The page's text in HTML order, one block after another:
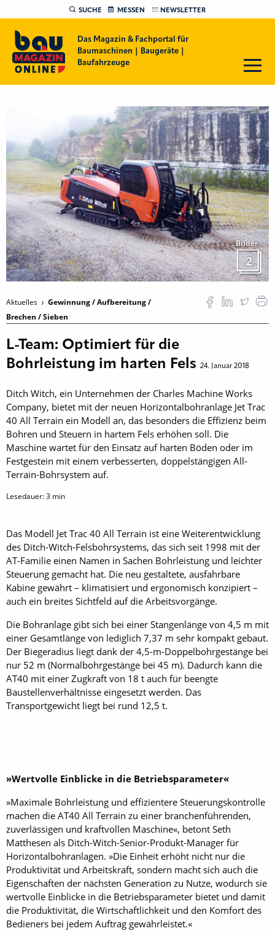
SUCHE MESSEN NEWSLETTER
Das Magazin & Fachportal für
Baumaschinen | Baugeräte |
Baufahrzeuge
Bilder
2
Aktuelles
Gewinnung / Aufbereitung /
Brechen / Sieben
L-Team: Optimiert für die
Bohrleistung im harten Fels 24. Januar 2018
Ditch Witch, ein Unternehmen der Charles Machine Works
Company, bietet mit der neuen Horizontalbohranlage Jet Trac
40 All Terrain ein Modell an, das besonders die Effizienz beim
Bohren und Steuern in hartem Fels erhöhen soll. Die
Maschine wartet für den Einsatz auf harten Böden oder im
Festgestein mit einem ­verbesserten, doppel­stängigen All-
Terrain-Bohrsystem auf.
Lesedauer:3 min
Das Modell Jet Trac 40 All Terrain ist eine Weiterentwicklung
des Ditch-Witch-Felsbohrsystems, das sich seit 1998 mit der
AT-Familie einen Namen in Sachen Bohrleistung und leichter
Steuerung gemacht hat. Die neu gestaltete, ausfahrbare
Kabine gewährt – klimatisiert und ergonomisch konzipiert –
auch ein breites Sichtfeld auf die Arbeitsvorgänge.
Die Bohranlage gibt sich bei einer Stangenlänge von 4,5 m mit
einer Gesamtlänge von lediglich 7,37 m sehr kompakt gebaut.
Der Biegeradius liegt dank der 4,5-m-Doppelbohrgestänge bei
nur 52 m (Normalbohrgestänge bei 45 m). Dadurch kann die
AT40 mit einer Zugkraft von 18 t auch für beengte
Baustellenverhältnisse eingesetzt werden. Das
Transportgewicht liegt bei rund 12,5 t.
»Wertvolle Einblicke in die Betriebsparameter«
»Maximale Bohrleistung und effizientere Steuerungskontrolle
machen die AT40 All Terrain zu einer branchenführenden,
zuverlässigen und kraftvollen Maschine«, betont Seth
Matthesen als Ditch-Witch-Senior-Produkt-Manager für
Horizontalbohranlagen. »Die Einheit erhöht nicht nur die
Produktivität und Arbeitskraft, sondern macht sich auch die
Eigenschaften der nächsten Generation zu Nutze, wodurch sie
wertvolle Einblicke in die Betriebsparameter bietet und damit
die Produktivität, die Wirtschaftlichkeit und den Komfort des
Bedieners bei jedem Auftrag gewährleistet.«